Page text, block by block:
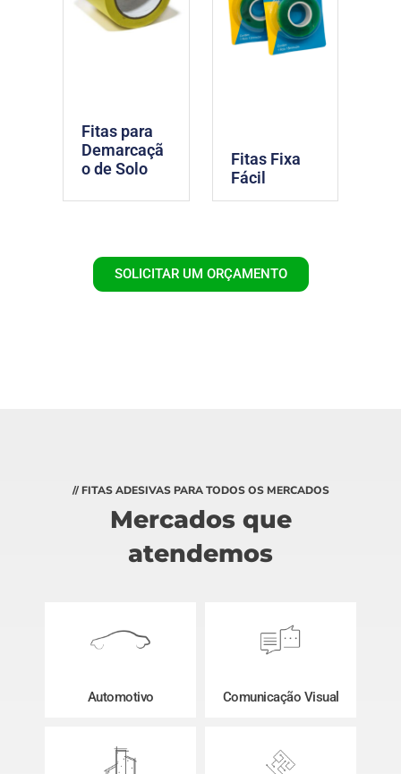
Fitas para
Demarcaçã
o de Solo
Fitas Fixa
Fácil
SOLICITAR UM ORÇAMENTO
// FITAS ADESIVAS PARA TODOS OS MERCADOS
Mercados que
atendemos
Automotivo Comunicação Visual